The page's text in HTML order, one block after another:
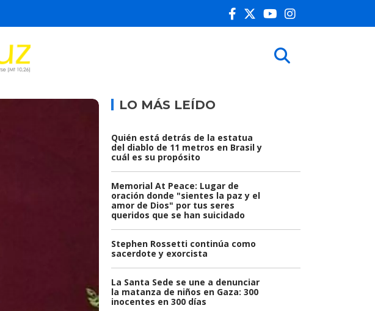
LO MÁS LEÍDO
Quién está detrás de la estatua
del diablo de 11 metros en Brasil y
cuál es su propósito
Memorial At Peace: Lugar de
oración donde "sientes la paz y el
amor de Dios" por tus seres
queridos que se han suicidado
Stephen Rossetti continúa como
sacerdote y exorcista
La Santa Sede se une a denunciar
la matanza de niños en Gaza: 300
inocentes en 300 días